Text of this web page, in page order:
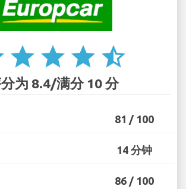
star star star star_half
为 8.4/满分 10 分
81 / 100
14 分钟
86 / 100